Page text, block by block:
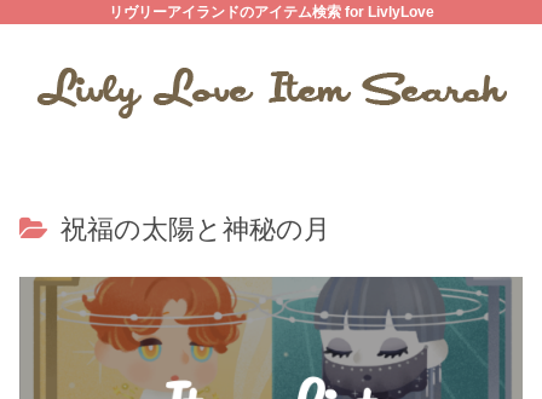
リヴリーアイランドのアイテム検索 for LivlyLove
祝福の太陽と神秘の月